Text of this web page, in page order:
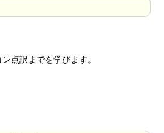
点訳までを学びます。